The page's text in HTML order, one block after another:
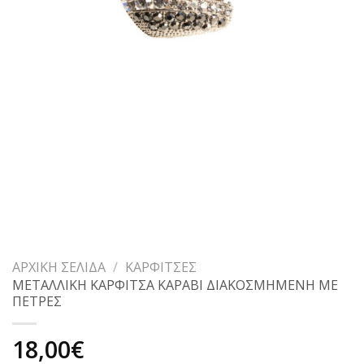
ΑΡΧΙΚΉ ΣΕΛΊΔΑ / ΚΑΡΦΊΤΣΕΣ
ΜΕΤΑΛΛΙΚΗ ΚΑΡΦΙΤΣΑ ΚΑΡΑΒΙ ΔΙΑΚΟΣΜΗΜΕΝΗ ΜΕ
ΠΕΤΡΕΣ
18,00€